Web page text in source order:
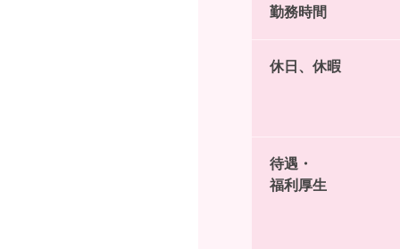
勤務時間
休日、休暇
待遇・
福利厚生